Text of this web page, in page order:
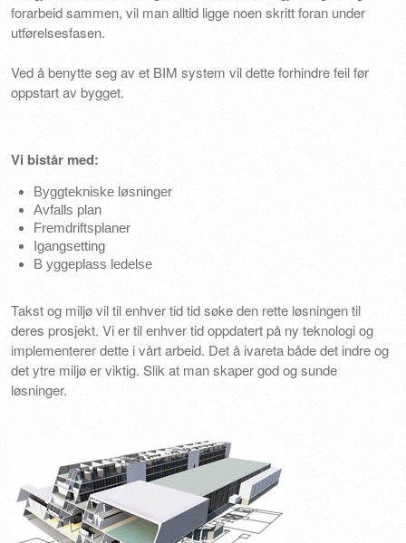
forarbeid sammen, vil man alltid ligge noen skritt foran under
utførelsesfasen.
Ved å benytte seg av et BIM system vil dette forhindre feil før
oppstart av bygget.
Vi bistår med:
Byggtekniske løsninger
Avfalls plan
Fremdriftsplaner
Igangsetting
B yggeplass ledelse
Takst og miljø vil til enhver tid tid søke den rette løsningen til
deres prosjekt. Vi er til enhver tid oppdatert på ny teknologi og
implementerer dette i vårt arbeid. Det å ivareta både det indre og
det ytre miljø er viktig. Slik at man skaper god og sunde
løsninger.